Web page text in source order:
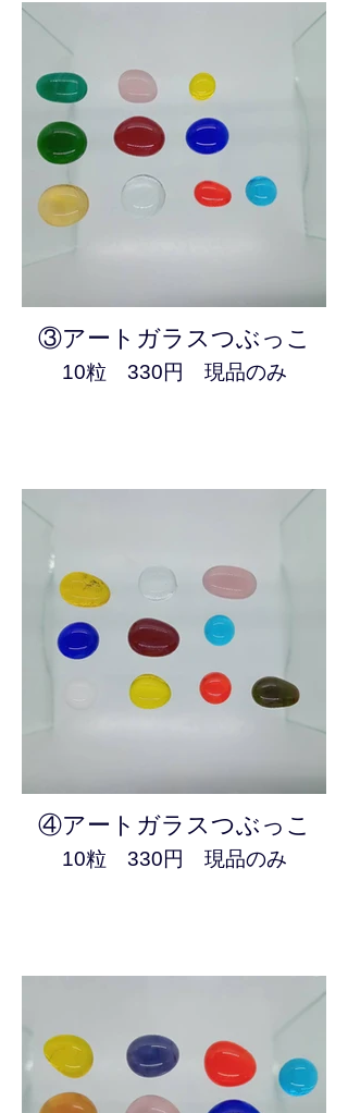
③アートガラスつぶっこ
10粒 330円 現品のみ
④アートガラスつぶっこ
10粒 330円 現品のみ